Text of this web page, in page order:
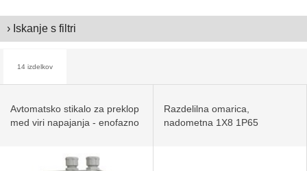
› Iskanje s filtri
14 izdelkov
Avtomatsko stikalo za preklop
med viri napajanja - enofazno
Razdelilna omarica,
nadometna 1X8 1P65